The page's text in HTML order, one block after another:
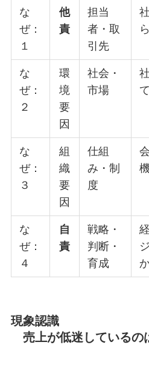
な
ぜ：
１
他
責
担当
者・取
引先
ら
な
ぜ：
２
環
境
要
因
社会・
市場
な
ぜ：
３
組
織
要
因
仕組
み・制
度
な
ぜ：
４
自
責
戦略・
判断・
育成
現象認識
売上が低迷しているの